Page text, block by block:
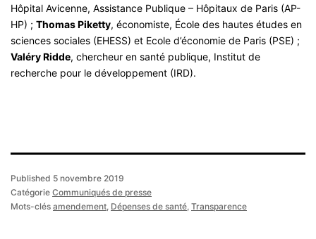
Hôpital Avicenne, Assistance Publique – Hôpitaux de Paris (AP-
HP) ; Thomas Piketty, économiste, École des hautes études en
sciences sociales (EHESS) et Ecole d’économie de Paris (PSE) ;
Valéry Ridde, chercheur en santé publique, Institut de
recherche pour le développement (IRD).
Published 5 novembre 2019
Catégorie Communiqués de presse
Mots-clés amendement Dépenses de santé Transparence